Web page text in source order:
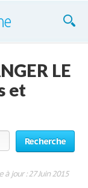
LE
et
Recherche
à jour : 27 Juin 2015